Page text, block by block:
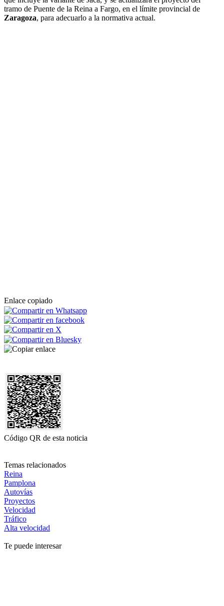
tramo de Puente de la Reina a Fargo, en el límite provincial de
Zaragoza, para adecuarlo a la normativa actual.
Enlace copiado
Código QR de esta noticia
Temas relacionados
Reina
Pamplona
Autovías
Proyectos
Velocidad
Tráfico
Alta velocidad
Te puede interesar